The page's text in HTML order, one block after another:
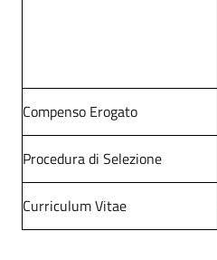
Compenso Erogato
Procedura di Selezione
Curriculum Vitae